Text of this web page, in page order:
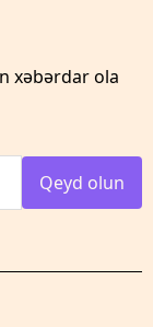
xəbərdar ola
Qeyd olun